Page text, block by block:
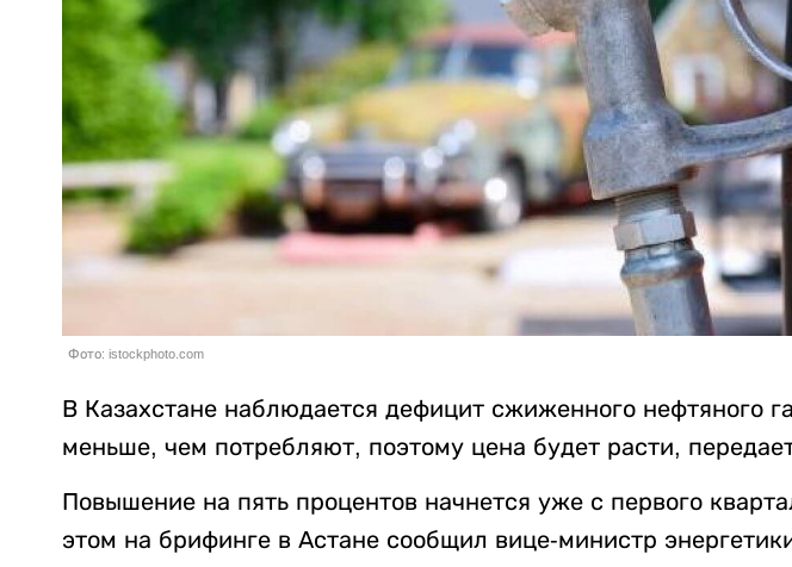
Фото: istockphoto.com
В Казахстане наблюдается дефицит сжиженного нефтяного
меньше, чем потребляют, поэтому цена будет расти,
Повышение на пять процентов начнется уже с первого
этом на брифинге в Астане сообщил вице-министр